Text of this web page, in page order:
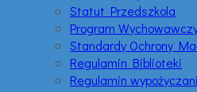
Statut Przedszkola
Program
Standardy Ochrony
Regulamin Biblioteki
Regulamin